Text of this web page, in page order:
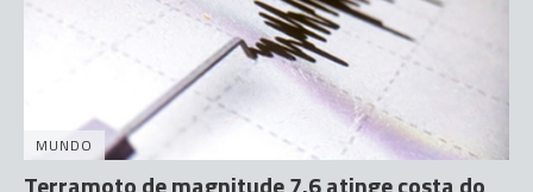
MUNDO